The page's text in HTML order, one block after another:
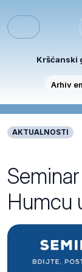
Menu
Kršćanski
Arhiv
AKTUALNOSTI
Humcu